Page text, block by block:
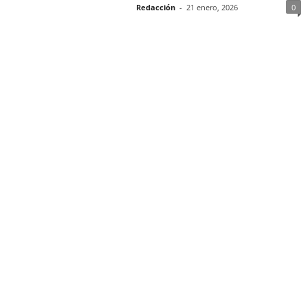
Redacción - 21 enero, 2026 0